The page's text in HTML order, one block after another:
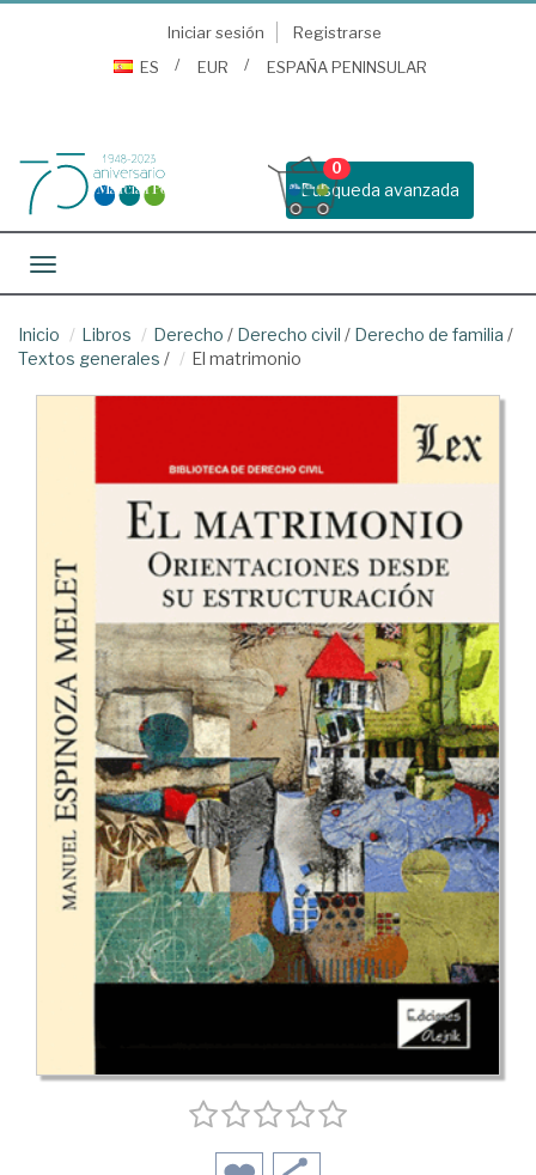
Iniciar sesión
Registrarse
ES
EUR ESPAÑA PENINSULAR
Busqueda avanzada
0
Toggle navigation
Inicio Libros Derecho / Derecho civil / Derecho de familia /
Textos generales / El matrimonio